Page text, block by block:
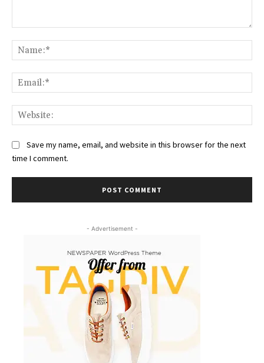
Save my name, email, and website in this browser for the next
time I comment.
- Advertisement -